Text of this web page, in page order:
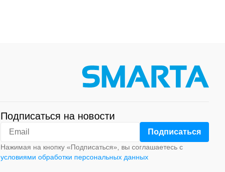
Подписаться на новости
Нажимая на кнопку «Подписаться», вы соглашаетесь с
условиями обработки персональных данных